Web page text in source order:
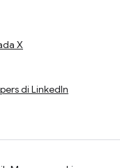
X
di LinkedIn